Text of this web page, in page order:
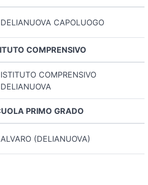
DELIANUOVA CAPOLUOGO
COMPRENSIVO
ISTITUTO COMPRENSIVO
DELIANUOVA
PRIMO GRADO
ALVARO (DELIANUOVA)